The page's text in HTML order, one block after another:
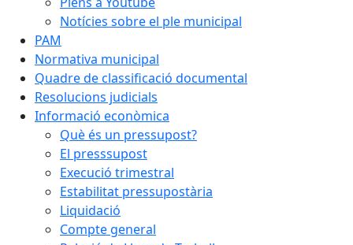
Notícies sobre el ple municipal
PAM
Normativa municipal
Quadre de classificació documental
Resolucions judicials
Informació econòmica
Què és un pressupost?
El presssupost
Execució trimestral
Estabilitat pressupostària
Liquidació
Compte general